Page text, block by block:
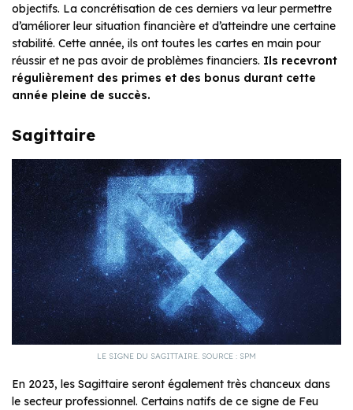
objectifs. La concrétisation de ces derniers va leur permettre
d’améliorer leur situation financière et d’atteindre une certaine
stabilité. Cette année, ils ont toutes les cartes en main pour
réussir et ne pas avoir de problèmes financiers. Ils recevront
régulièrement des primes et des bonus durant cette
année pleine de succès.
Sagittaire
LE SIGNE DU SAGITTAIRE. SOURCE : SPM
En 2023, les Sagittaire seront également très chanceux dans
le secteur professionnel. Certains natifs de ce signe de Feu